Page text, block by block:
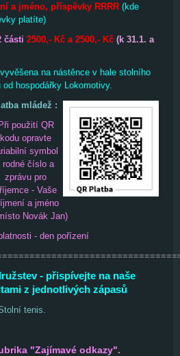
a jméno, příspěvky RRRR (kde
platíte)
části 2500,- Kč a 2500,- Kč (k 31.1. a
na nástěnce v hale stolního
hospodářky Lokomotivy.
mládež :
použití QR
kodu opravte
symbol
rodné číslo a
zprávu pro
- Vaše
a jméno
Novák Jan)
- den pořízení
- přispívejte na naše
z jednotlivých zápasů
tenis.
"Zajímavé odkazy".